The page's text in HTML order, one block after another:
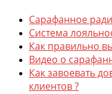
Сарафанное
Система
Как правильно
Видео о
Как завоевать
клиентов ?